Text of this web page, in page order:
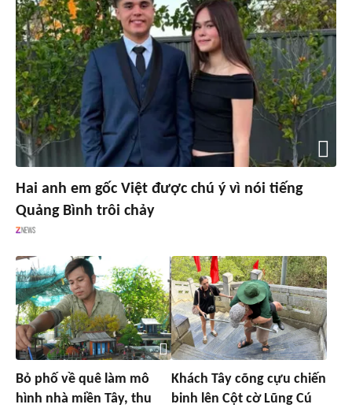
Hai anh em gốc Việt được chú ý vì nói tiếng
Quảng Bình trôi chảy
Bỏ phố về quê làm mô
hình nhà miền Tây, thu
Khách Tây cõng cựu chiến
binh lên Cột cờ Lũng Cú